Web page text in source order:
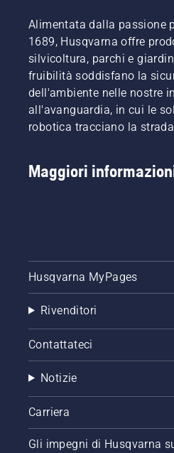
Alimentata dalla passione
1689, Husqvarna offre
silvicoltura, parchi e
fruibilità soddisfano la
dell'ambiente nelle nostre
all'avanguardia, in cui le
robotica tracciano la
Maggiori
Husqvarna MyPages
Rivenditori
Contattateci
Notizie
Carriera
Gli impegni di Husqvarna